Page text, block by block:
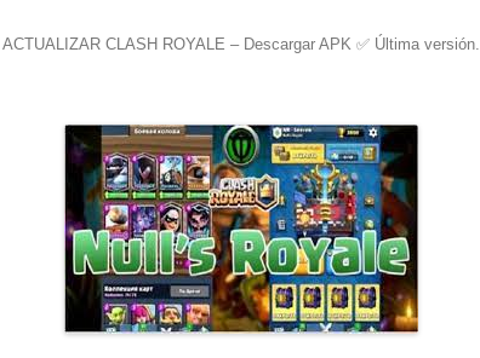
ACTUALIZAR CLASH ROYALE – Descargar APK ✅️ Última versión.